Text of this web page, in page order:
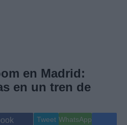
Gente
Musica
en Madrid:
en un tren de
Tweet WhatsApp